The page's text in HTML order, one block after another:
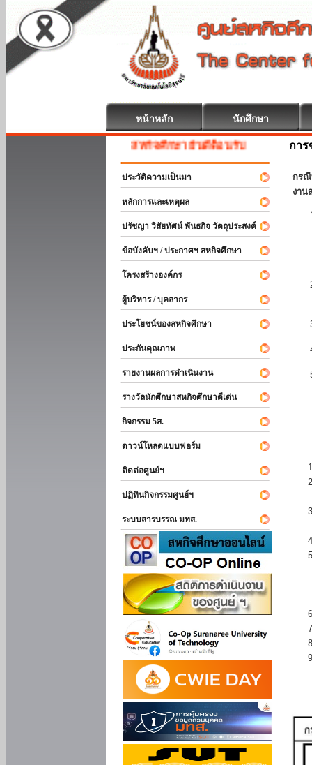
หน้าหลัก นักศึกษา
สหกิจศึกษา ยินดีต้อนรับ
ประวัติความเป็นมา
หลักการและเหตุผล
ปรัชญา วิสัยทัศน์ พันธกิจ วัตถุประสงค์
ข้อบังคับฯ / ประกาศฯ สหกิจศึกษา
โครงสร้างองค์กร
ผู้บริหาร / บุคลากร
ประโยชน์ของสหกิจศึกษา
ประกันคุณภาพ
รายงานผลการดำเนินงาน
รางวัลนักศึกษาสหกิจศึกษาดีเด่น
กิจกรรม 5ส.
ดาวน์โหลดแบบฟอร์ม
ติดต่อศูนย์ฯ
ปฏิทินกิจกรรมศูนย์ฯ
ระบบสารบรรณ มทส.
การ
กรณี
งาน